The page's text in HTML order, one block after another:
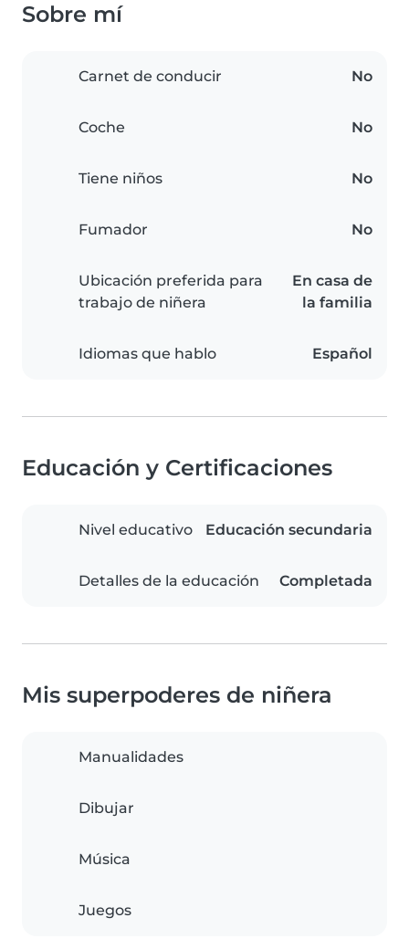
Sobre mí
Carnet de conducir No
Coche No
Tiene niños No
Fumador No
Ubicación preferida para
trabajo de niñera
En casa de
la familia
Idiomas que hablo Español
Educación y Certificaciones
Nivel educativo Educación secundaria
Detalles de la educación Completada
Mis superpoderes de niñera
Manualidades
Dibujar
Música
Juegos